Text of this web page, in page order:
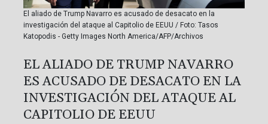
El aliado de Trump Navarro es acusado de desacato en la
investigación del ataque al Capitolio de EEUU / Foto: Tasos
Katopodis - Getty Images North America/AFP/Archivos
EL ALIADO DE TRUMP NAVARRO
ES ACUSADO DE DESACATO EN LA
INVESTIGACIÓN DEL ATAQUE AL
CAPITOLIO DE EEUU